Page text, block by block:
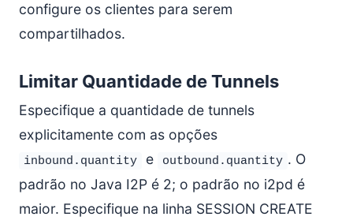
configure os clientes para serem
compartilhados.
Limitar Quantidade de Tunnels
Especifique a quantidade de tunnels
explicitamente com as opções
inbound.quantity e outbound.quantity . O
padrão no Java I2P é 2; o padrão no i2pd é
maior. Especifique na linha SESSION CREATE